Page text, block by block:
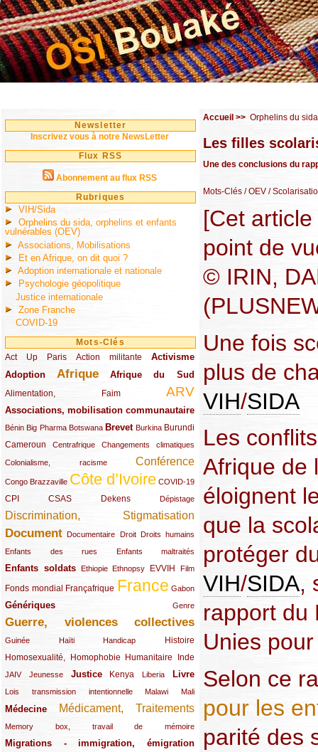
Newsletter
Inscrivez vous à notre NewsLetter
Flux RSS
Abonnement au flux RSS
Rubriques
VIH/Sida
Orphelins du sida, orphelins et enfants
vulnérables (OEV)
Associations, Mobilisations
Et en Afrique, on dit quoi ?
Adoption internationale et nationale
Psychologie géopolitique
Justice internationale
Zone Franche
COVID-19
Mots-Clés
Act Up Paris
(49/289) Action militante
(32/289) Activisme
(73/289)
Adoption
(82/289) Afrique
(161/289) Afrique du Sud
(73/289)
Alimentation, Faim
(48/289) ARV
(203/289)
Associations, mobilisation communautaire
(65/289)
Bénin
(13/289)Big Pharma
(16/289) Botswana
(9/289) Brevet
(83/289) Burkina
(18/289) Burundi
(30/289)
Cameroun
(47/289) Centrafrique
(23/289) Changements climatiques
(10/289)
Colonialisme, racisme
(19/289) Conférence
(118/289)
Congo Brazzaville
(24/289) Côte d’Ivoire
(263/289) COVID-19
(13/289)
CPI
(48/289) CSAS
(32/289) Dekens
(29/289) Dépistage
(19/289)
Discrimination, Stigmatisation
(131/289)
Document
(145/289) Documentaire
(9/289) Droit
(20/289) Droits humains
(22/289)
Enfants des rues
(21/289) Enfants maltraités
(10/289)
Enfants soldats
(68/289) Ethiopie
(12/289) Ethnopsy
(15/289) EVVIH
(55/289) Film
(22/289)
Fonds mondial
(48/289) Françafrique
(39/289) France
(289/289) Gabon
(12/289)
Génériques
(59/289) Genre
(22/289)
Guerre, violences collectives
(149/289)
Guinée
(12/289) Haïti
(15/289) Handicap
(10/289) Histoire
(49/289)
Homosexualité, Homophobie
(44/289) Humanitaire
(47/289) Inde
(34/289)
JAIV
(10/289)Jeunesse
(21/289) Justice
(65/289) Kenya
(35/289) Liberia
(25/289) Livre
(62/289)
Lois transmission intentionnelle
(24/289) Malawi
(11/289) Mali
(21/289)
Médecine
(62/289) Médicament, Traitements
(142/289)
Memory box, travail de mémoire
(11/289)
Migrations - immigration, émigration
(67/289)
Accueil >> Orphelins du
Les filles
Une des conclusions du
Mots-Clés / OEV /
[Cet
point de
© IRIN,
Une fois
plus de
VIH/SIDA
Les
Afrique de
éloignent
que la
protéger
VIH/SIDA,
rapport du
Unies
Selon ce
pour les
parité des